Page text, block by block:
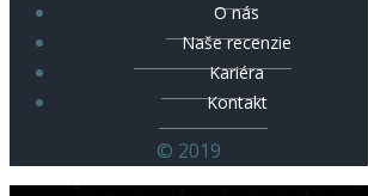
O nás
Naše recenzie
Kariéra
Kontakt
© 2019